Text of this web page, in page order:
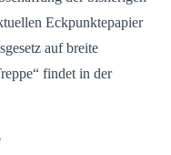
Eckpunktepapier
auf breite
findet in der